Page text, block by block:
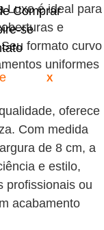
Comprar
se
X
Luxo é ideal para
e
formato curvo
uniformes
oferece
Com medida
de 8 cm, a
e estilo,
profissionais ou
acabamento